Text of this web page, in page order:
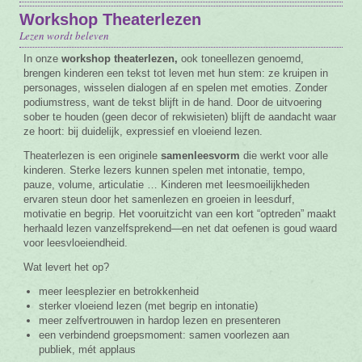
Vacature
Contact
Workshop Theaterlezen
Lezen wordt beleven
In onze workshop theaterlezen, ook toneellezen genoemd,
brengen kinderen een tekst tot leven met hun stem: ze kruipen in
personages, wisselen dialogen af en spelen met emoties. Zonder
podiumstress, want de tekst blijft in de hand. Door de uitvoering
sober te houden (geen decor of rekwisieten) blijft de aandacht waar
ze hoort: bij duidelijk, expressief en vloeiend lezen.
Theaterlezen is een originele samenleesvorm die werkt voor alle
kinderen. Sterke lezers kunnen spelen met intonatie, tempo,
pauze, volume, articulatie … Kinderen met leesmoeilijkheden
ervaren steun door het samenlezen en groeien in leesdurf,
motivatie en begrip. Het vooruitzicht van een kort “optreden” maakt
herhaald lezen vanzelfsprekend—en net dat oefenen is goud waard
voor leesvloeiendheid.
Wat levert het op?
meer leesplezier en betrokkenheid
sterker vloeiend lezen (met begrip en intonatie)
meer zelfvertrouwen in hardop lezen en presenteren
een verbindend groepsmoment: samen voorlezen aan
publiek, mét applaus